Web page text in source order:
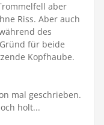
aber
Riss. Aber auch
des
für beide
Kopfhaube.
mal geschrieben.
holt...